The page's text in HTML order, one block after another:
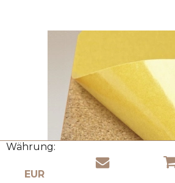
Währung: